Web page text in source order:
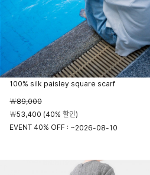
100% silk paisley square scarf
￦89,000
￦53,400 (40% 할인)
EVENT 40% OFF : ~2026-08-10